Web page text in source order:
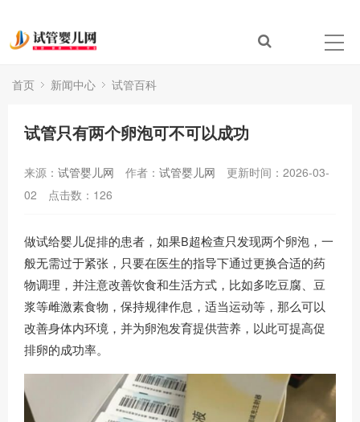
首页 新闻中心 试管百科
试管只有两个卵泡可不可以成功
来源： 试管婴儿网 作者： 试管婴儿网
更新时间：2026-03-
02
点击数： 126
做试给婴儿促排的患者，如果B超检查只发现两个卵泡，一
般无需过于紧张，只要在医生的指导下通过更换合适的药
物调理，并注意改善饮食和生活方式，比如多吃豆腐、豆
浆等雌激素食物，保持规律作息，适当运动等，那么可以
改善身体内环境，并为卵泡发育提供营养，以此可提高促
排卵的成功率。